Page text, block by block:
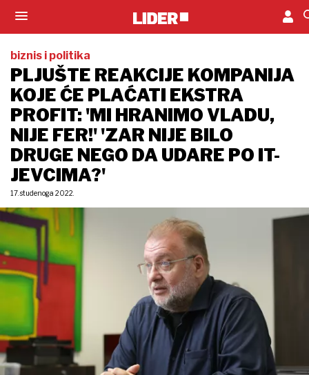
biznis i politika
PLJUŠTE REAKCIJE KOMPANIJA
KOJE ĆE PLAĆATI EKSTRA
PROFIT: 'MI HRANIMO VLADU,
NIJE FER!' 'ZAR NIJE BILO
DRUGE NEGO DA UDARE PO IT-
JEVCIMA?'
17. studenoga 2022.